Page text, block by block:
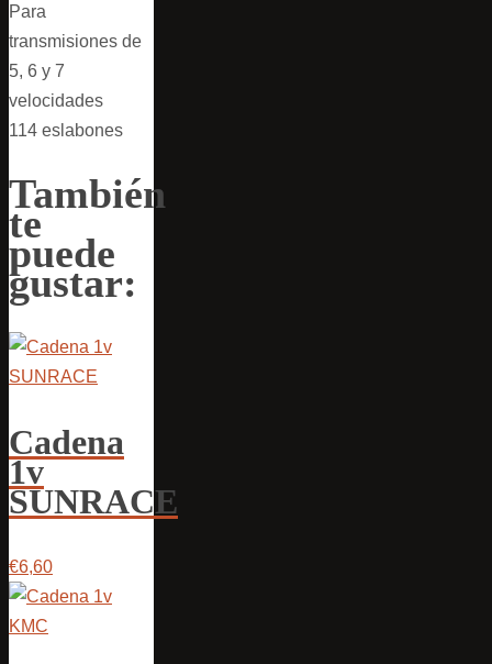
Para
transmisiones de
5, 6 y 7
velocidades
114 eslabones
También
te
puede
gustar:
Cadena
1v
SUNRACE
€6,60